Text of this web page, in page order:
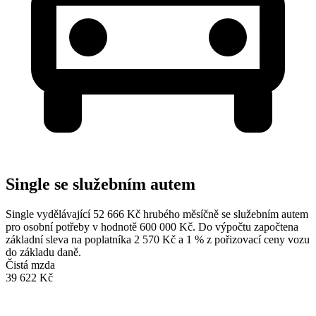
Single se služebním autem
Single vydělávající 52 666 Kč hrubého měsíčně se služebním autem
pro osobní potřeby v hodnotě 600 000 Kč. Do výpočtu započtena
základní sleva na poplatníka 2 570 Kč a 1 % z pořizovací ceny vozu
do základu daně.
Čistá mzda
39 622 Kč